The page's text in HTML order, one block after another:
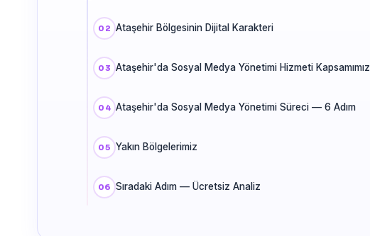
Ataşehir Bölgesinin Dijital Karakteri
Ataşehir'da Sosyal Medya Yönetimi Hizmeti Kapsamımız
Ataşehir'da Sosyal Medya Yönetimi Süreci — 6 Adım
Yakın Bölgelerimiz
Sıradaki Adım — Ücretsiz Analiz